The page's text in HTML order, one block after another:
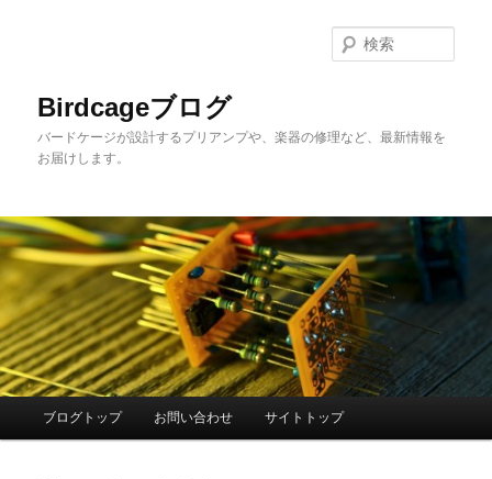
へ
移
動
移
動
Birdcageブログ
バードケージが設計するプリアンプや、楽器の修理など、最新情報を
お届けします。
索
イ
ブログトップ お問い合わせ サイトトップ